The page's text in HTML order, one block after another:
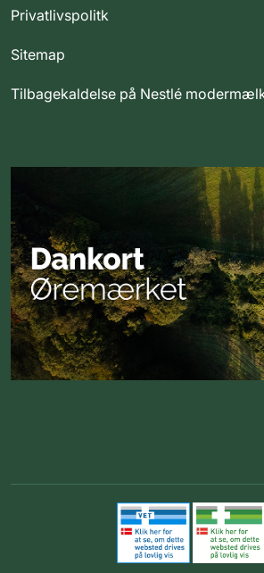
Privatlivspolitk
Sitemap
Tilbagekaldelse på Nestlé